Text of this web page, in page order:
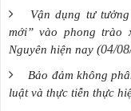
Vận dụng tư
mới” vào phong trào
Nguyên hiện nay (04/
Bảo đảm không
luật và thực tiễn thực